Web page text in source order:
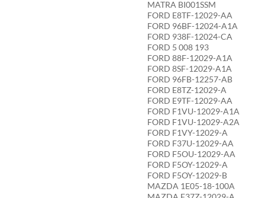
MATRA BI001SSM
FORD E8TF-12029-AA
FORD 96BF-12024-A1A
FORD 938F-12024-CA
FORD 5 008 193
FORD 88F-12029-A1A
FORD 8SF-12029-A1A
FORD 96FB-12257-AB
FORD E8TZ-12029-A
FORD E9TF-12029-AA
FORD F1VU-12029-A1A
FORD F1VU-12029-A2A
FORD F1VY-12029-A
FORD F37U-12029-AA
FORD F5OU-12029-AA
FORD F5OY-12029-A
FORD F5OY-12029-B
MAZDA 1E05-18-100A